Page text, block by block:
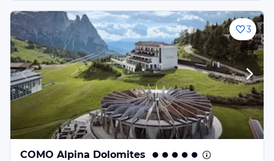
3
COMO Alpina Dolomites